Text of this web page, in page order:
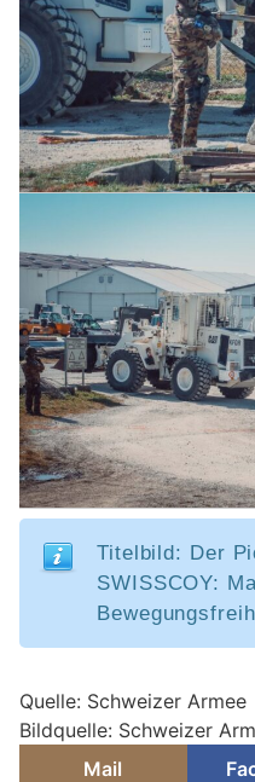
Titelbild: Der
SWISSCOY:
Quelle: Schweizer Armee
Bildquelle: Schweizer
Mail